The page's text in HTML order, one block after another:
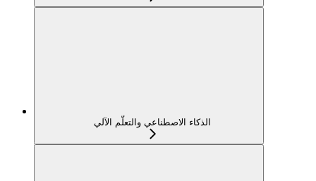
الذكاء الاصطناعي والتعلّم الآلي